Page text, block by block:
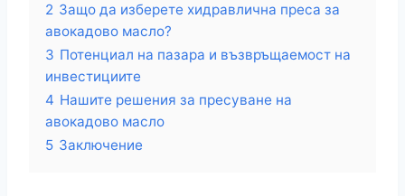
2 Защо да изберете хидравлична преса за
авокадово масло?
3 Потенциал на пазара и възвръщаемост на
инвестициите
4 Нашите решения за пресуване на
авокадово масло
5 Заключение